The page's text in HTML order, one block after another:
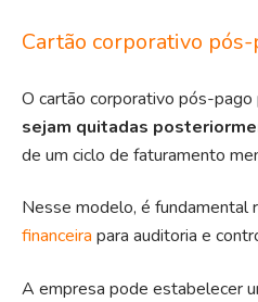
Cartão corporativo pós-
O cartão corporativo pós-pago
sejam quitadas
de um ciclo de faturamento
Nesse modelo, é fundamental
financeira para auditoria e
A empresa pode estabelecer